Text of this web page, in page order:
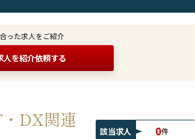
った求人をご紹介
人を紹介依頼する
DX関連
該当求人 0件